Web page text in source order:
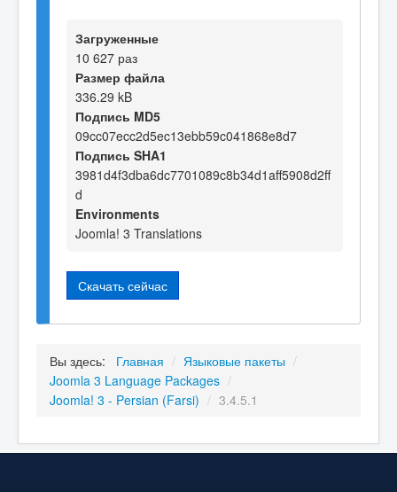
Загруженные
10 627 раз
Размер файла
336.29 kB
Подпись MD5
09cc07ecc2d5ec13ebb59c041868e8d7
Подпись SHA1
3981d4f3dba6dc7701089c8b34d1aff5908d2ff
d
Environments
Joomla! 3 Translations
Скачать сейчас
Вы здесь: Главная / Языковые пакеты /
Joomla 3 Language Packages /
Joomla! 3 - Persian (Farsi) / 3.4.5.1